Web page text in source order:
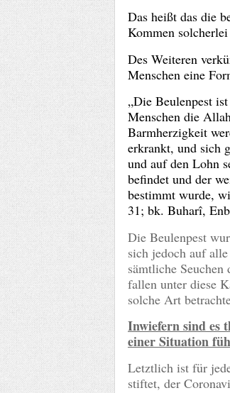
Das heißt das die
Kommen
Des Weiteren
Menschen eine
„Die Beulenpest
Menschen die
Barmherzigkeit
erkrankt, und sich
und auf den Lohn
befindet und der
bestimmt wurde,
31; bk. Buharî,
Die Beulenpest
sich jedoch auf
sämtliche
fallen unter diese
solche Art
Inwiefern sind es
einer Situation
Letztlich ist für
stiftet, der